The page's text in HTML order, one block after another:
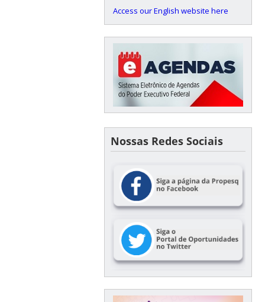
Access our English website here
Nossas Redes Sociais